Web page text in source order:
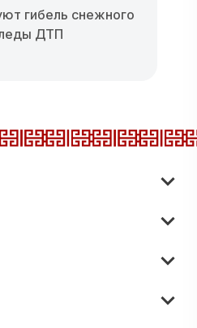
гибель снежного
ДТП